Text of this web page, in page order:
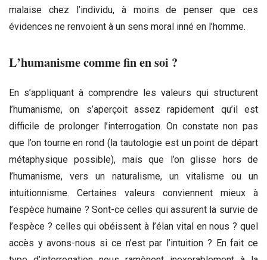
malaise chez l’individu, à moins de penser que ces
évidences ne renvoient à un sens moral inné en l’homme.
L’humanisme comme fin en soi ?
En s’appliquant à comprendre les valeurs qui structurent
l’humanisme, on s’aperçoit assez rapidement qu’il est
difficile de prolonger l’interrogation. On constate non pas
que l’on tourne en rond (la tautologie est un point de départ
métaphysique possible), mais que l’on glisse hors de
l’humanisme, vers un naturalisme, un vitalisme ou un
intuitionnisme. Certaines valeurs conviennent mieux à
l’espèce humaine ? Sont-ce celles qui assurent la survie de
l’espèce ? celles qui obéissent à l’élan vital en nous ? quel
accès y avons-nous si ce n’est par l’intuition ? En fait ce